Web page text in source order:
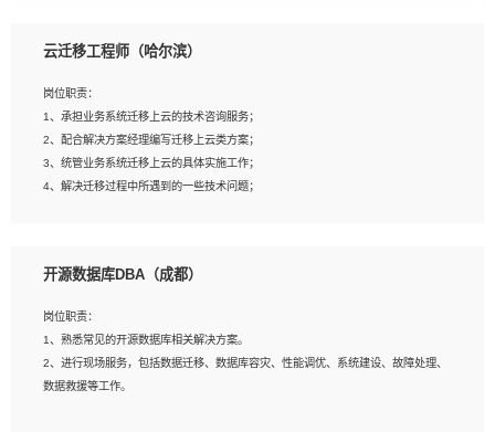
岗位要求：
2、熟悉tensorflow，keras，pytorch等常规深度学习框架，快速根据客户需求实现
有效的模型；
3、熟悉掌握至少一种编程语言，如：Python，Java；
4、 熟悉NLP相关算法与实现；
5、至少有一次及以上问答系统的项目实践，熟悉问答系统全流程开发者优先；
云迁移工程师（哈尔滨）
岗位职责：
1、承担业务系统迁移上云的技术咨询服务；
2、配合解决方案经理编写迁移上云类方案；
3、统管业务系统迁移上云的具体实施工作；
4、解决迁移过程中所遇到的一些技术问题；
1、专科及以上学历，三年以上工作经验，计算机等相关专业；
3、熟悉常见操作系统、存储、网络、 IO 等相关原理；
4、具有迁移工具实操经验，具备P2V、V2V迁移能力；
5、熟练华为、VMware虚拟化、云计算及云存储技术；
6、熟悉主流数据库、应用服务器、中间件部署架构和运维方法；
开源数据库DBA（成都）
岗位职责：
1、熟悉常见的开源数据库相关解决方案。
2、进行现场服务，包括数据迁移、数据库容灾、性能调优、系统建设、故障处理、
数据救援等工作。